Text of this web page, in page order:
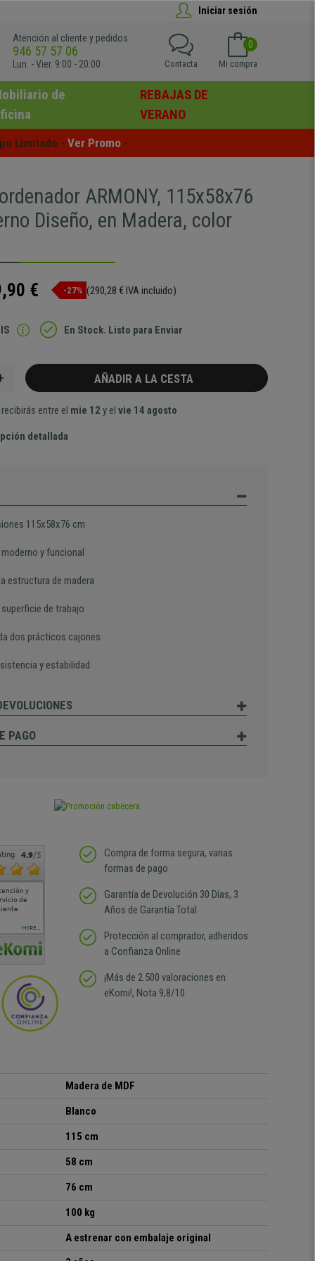
Iniciar sesión
Atención al cliente y pedidos
946 57 57 06
Lun. - Vier. 9:00 - 20:00
0
Mi compra
Contacta
de
REBAJAS DE
VERANO
Limitado - Ver Promo -
ARMONY, 115x58x76
Diseño, en Madera, color
€ -27% (290,28 € IVA incluido)
En Stock. Listo para Enviar
AÑADIR A LA CESTA
entre el mie 12 y elvie 14 agosto
detallada
115x58x76 cm
y funcional
estructura de madera
de trabajo
dos prácticos cajones
y estabilidad
PAGO
4.9/5
y
de
Muy buena atención de
cara al asesoramiento
comercial y el envío ha
Si estoy contento
Excelente relacion
calidad precio Plazo de
MORE...
Compra de forma segura, varias
formas de pago
Garantía de Devolución 30 Días, 3
Años de Garantía Total
Protección al comprador, adheridos
a Confianza Online
¡Más de 2.500 valoraciones en
eKomi!, Nota 9,8/10
Madera de MDF
Blanco
115 cm
58 cm
76 cm
100 kg
A estrenar con embalaje original